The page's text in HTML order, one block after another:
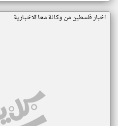
اخبار فلسطين من وكـالـة مـعـا الاخـبـارية